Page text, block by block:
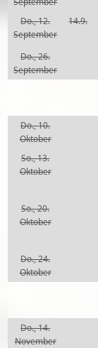
Do., 12.
September
14.9.
Do., 26.
September
Do., 10.
Oktober
So., 13.
Oktober
So., 20.
Oktober
Do., 24.
Oktober
Do., 14.
November